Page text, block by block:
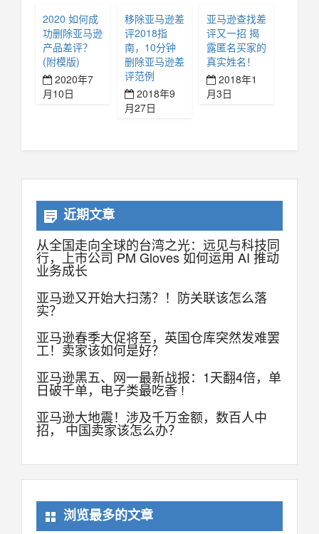
2020 如何成
功删除亚马逊
产品差评？
(附模版)
2020年7
月10日
移除亚马逊差
评2018指
南，10分钟
删除亚马逊差
评范例
2018年9
月27日
亚马逊查找差
评又一招 揭
露匿名买家的
真实姓名！
2018年1
月3日
近期文章
从全国走向全球的台湾之光：远见与科技同
行，上市公司 PM Gloves 如何运用 AI 推动
业务成长
亚马逊又开始大扫荡？！防关联该怎么落
实？
亚马逊春季大促将至，英国仓库突然发难罢
工！卖家该如何是好？
亚马逊黑五、网一最新战报：1天翻4倍，单
日破千单，电子类最吃香 !
亚马逊大地震！涉及千万金额，数百人中
招， 中国卖家该怎么办？
浏览最多的文章